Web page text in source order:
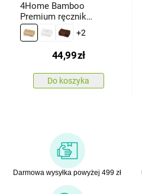
4Home Bamboo
Premium ręcznik
beżowy, 50 x 100 cm, 2
szt.
+2
44,99zł
Do koszyka
Darmowa wysyłka powyżej 499 zł